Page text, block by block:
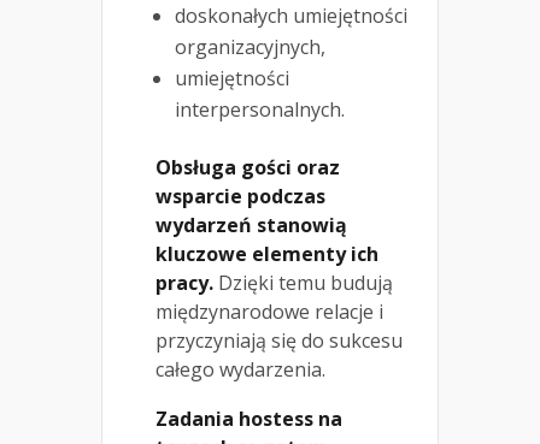
doskonałych umiejętności
organizacyjnych,
umiejętności
interpersonalnych.
Obsługa gości oraz
wsparcie podczas
wydarzeń stanowią
kluczowe elementy ich
pracy. Dzięki temu budują
międzynarodowe relacje i
przyczyniają się do sukcesu
całego wydarzenia.
Zadania hostess na